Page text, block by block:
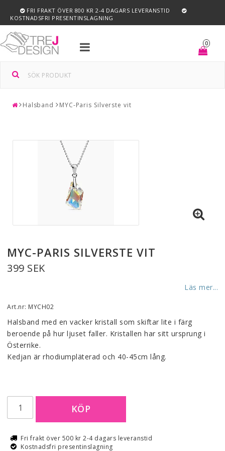
FRI FRAKT ÖVER 800 KR 2-4 DAGARS LEVERANSTID
KOSTNADSFRI PRESENTINSLAGNING
Toggle
navigation
0
Halsband MYC-Paris Silverste vit
MYC-PARIS SILVERSTE VIT
399 SEK
Läs mer...
Art.nr: MYCH02
Halsband med en vacker kristall som skiftar lite i färg
beroende på hur ljuset faller. Kristallen har sitt ursprung i
Österrike.
Kedjan är rhodiumpläterad och 40-45cm lång.
KÖP
Fri frakt över 500 kr 2-4 dagars leveranstid
Kostnadsfri presentinslagning